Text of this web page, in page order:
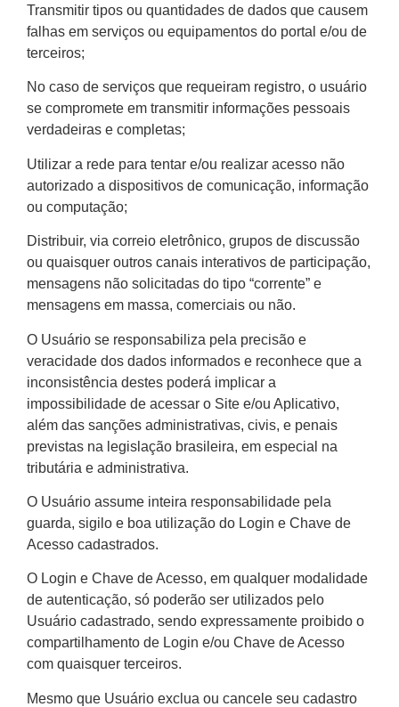
Transmitir tipos ou quantidades de dados que causem
falhas em serviços ou equipamentos do portal e/ou de
terceiros;
No caso de serviços que requeiram registro, o usuário
se compromete em transmitir informações pessoais
verdadeiras e completas;
Utilizar a rede para tentar e/ou realizar acesso não
autorizado a dispositivos de comunicação, informação
ou computação;
Distribuir, via correio eletrônico, grupos de discussão
ou quaisquer outros canais interativos de participação,
mensagens não solicitadas do tipo “corrente” e
mensagens em massa, comerciais ou não.
O Usuário se responsabiliza pela precisão e
veracidade dos dados informados e reconhece que a
inconsistência destes poderá implicar a
impossibilidade de acessar o Site e/ou Aplicativo,
além das sanções administrativas, civis, e penais
previstas na legislação brasileira, em especial na
tributária e administrativa.
O Usuário assume inteira responsabilidade pela
guarda, sigilo e boa utilização do Login e Chave de
Acesso cadastrados.
O Login e Chave de Acesso, em qualquer modalidade
de autenticação, só poderão ser utilizados pelo
Usuário cadastrado, sendo expressamente proibido o
compartilhamento de Login e/ou Chave de Acesso
com quaisquer terceiros.
Mesmo que Usuário exclua ou cancele seu cadastro